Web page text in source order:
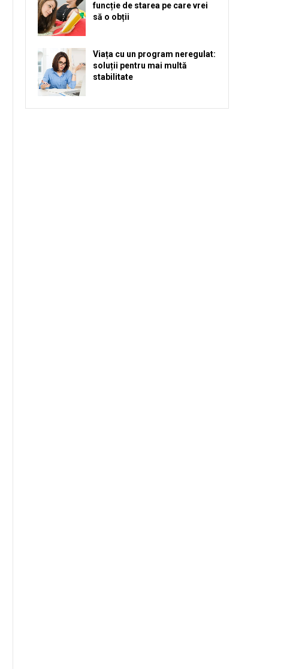
funcție de starea pe care vrei
să o obții
Viața cu un program neregulat:
soluții pentru mai multă
stabilitate